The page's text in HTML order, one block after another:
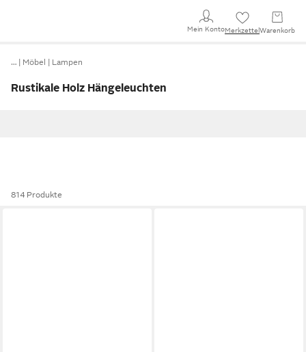
Mein KontoMerkzettel Warenkorb
… Möbel Lampen
Rustikale Holz Hängeleuchten
814 Produkte